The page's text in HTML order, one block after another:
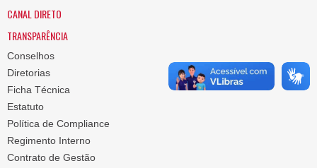
CANAL DIRETO
TRANSPARÊNCIA
Conselhos
Diretorias
Ficha Técnica
Estatuto
Política de Compliance
Regimento Interno
Contrato de Gestão